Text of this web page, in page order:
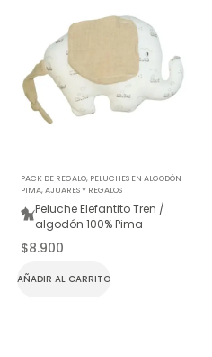
PACK DE REGALO, PELUCHES EN ALGODÓN
PIMA,AJUARES Y REGALOS
Peluche Elefantito Tren /
algodón 100% Pima
$8.900
AÑADIR AL CARRITO